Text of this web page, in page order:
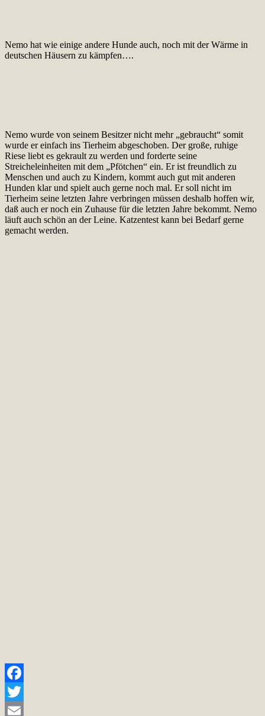
Nemo hat wie einige andere Hunde auch, noch mit der Wärme in
deutschen Häusern zu kämpfen….
Nemo wurde von seinem Besitzer nicht mehr „gebraucht“ somit
wurde er einfach ins Tierheim abgeschoben. Der große, ruhige
Riese liebt es gekrault zu werden und forderte seine
Streicheleinheiten mit dem „Pfötchen“ ein. Er ist freundlich zu
Menschen und auch zu Kindern, kommt auch gut mit anderen
Hunden klar und spielt auch gerne noch mal. Er soll nicht im
Tierheim seine letzten Jahre verbringen müssen deshalb hoffen wir,
daß auch er noch ein Zuhause für die letzten Jahre bekommt. Nemo
läuft auch schön an der Leine. Katzentest kann bei Bedarf gerne
gemacht werden.
Facebook
Twitter